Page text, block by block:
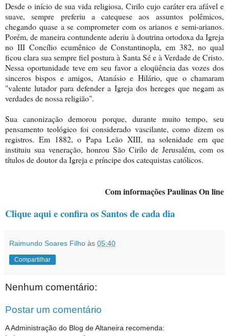
Desde o início de sua vida religiosa, Cirilo cujo caráter era afável e
suave, sempre preferiu a catequese aos assuntos polêmicos,
chegando quase a se comprometer com os arianos e semi-arianos.
Porém, de maneira contundente aderiu à doutrina ortodoxa da Igreja
no III Concílio ecumênico de Constantinopla, em 382, no qual
ficou clara sua sempre fiel postura à Santa Sé e à Verdade de Cristo.
Nessa oportunidade teve em seu favor a eloqüência das vozes dos
sinceros bispos e amigos, Atanásio e Hilário, que o chamaram
"valente lutador para defender a Igreja dos hereges que negam as
verdades de nossa religião".
Sua canonização demorou porque, durante muito tempo, seu
pensamento teológico foi considerado vascilante, como dizem os
registros. Em 1882, o Papa Leão XIII, na solenidade em que
instituiu sua veneração, honrou São Cirilo de Jerusalém, com os
títulos de doutor da Igreja e príncipe dos catequistas católicos.
Com informações Paulinas On line
Clique aqui e confira os Santos de cada dia
Raimundo Soares Filho às 05:40
Compartilhar
Nenhum comentário:
Postar um comentário
A Administração do Blog de Altaneira recomenda: